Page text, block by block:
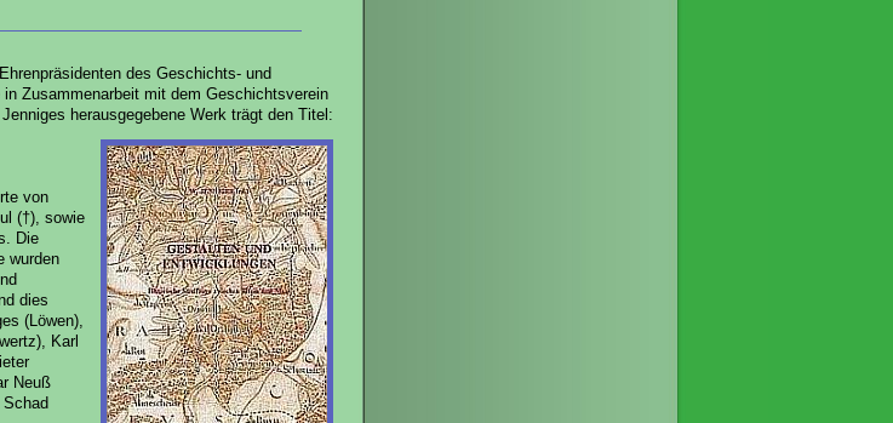
des Geschichts- und
Zusammenarbeit mit dem Geschichtsverein
herausgegebene Werk trägt den Titel:
von
(†), sowie
Die
wurden
dies
(Löwen),
Karl
Neuß
Schad